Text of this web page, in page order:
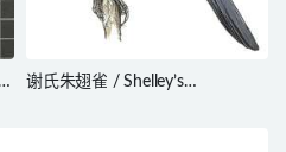
谢氏朱翅雀 / Shelley’s